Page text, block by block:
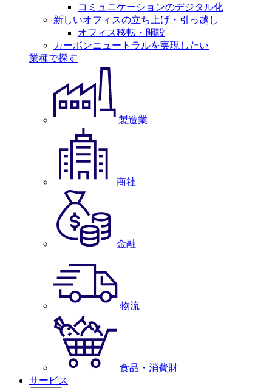
コミュニケーションのデジタル化
新しいオフィスの立ち上げ・引っ越し
オフィス移転・開設
カーボンニュートラルを実現したい
業種で探す
製造業
商社
金融
物流
食品・消費財
サービス